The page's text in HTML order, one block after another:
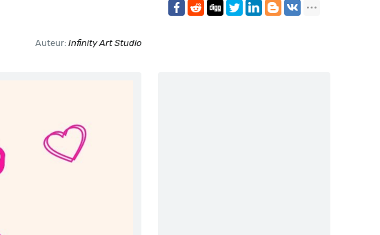
Auteur: Infinity Art Studio